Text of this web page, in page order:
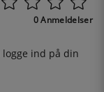
0 Anmeldelser
logge ind på din